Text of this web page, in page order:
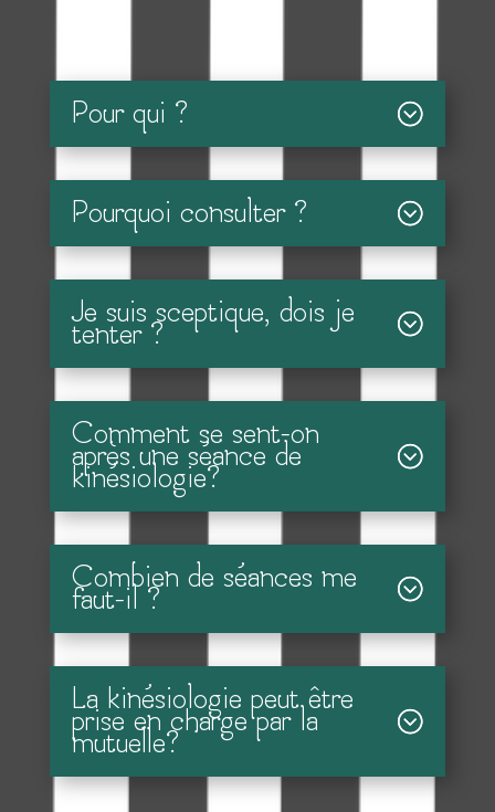
Pour qui ?
Pourquoi consulter ?
Je suis sceptique, dois je
tenter ?
Comment se sent-on
après une séance de
kinésiologie?
Combien de séances me
faut-il ?
La kinésiologie peut être
prise en charge par la
mutuelle?